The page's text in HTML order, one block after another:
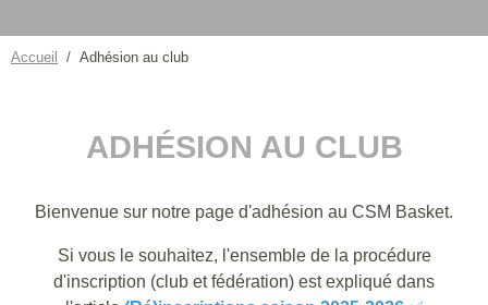
Accueil Adhésion au club
ADHÉSION AU CLUB
Bienvenue sur notre page d'adhésion au CSM Basket.
Si vous le souhaitez, l'ensemble de la procédure
d'inscription (club et fédération) est expliqué dans